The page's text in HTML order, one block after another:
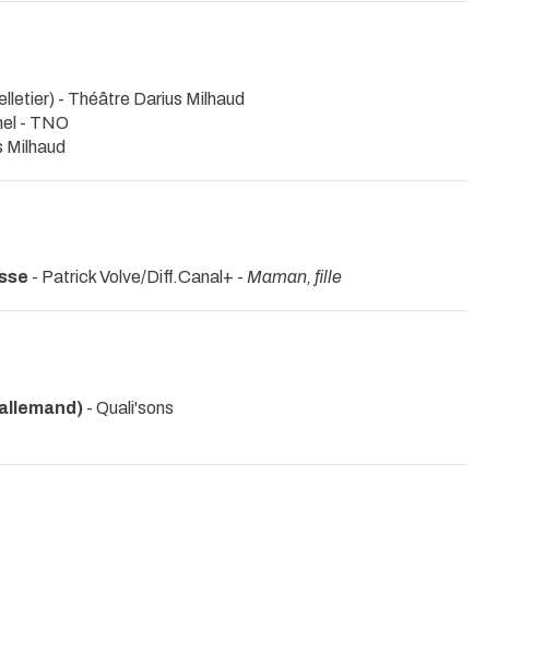
- Théâtre Darius Milhaud
- TNO
Milhaud
- Patrick Volve/Diff.Canal+ - Maman, fille
- Quali'sons